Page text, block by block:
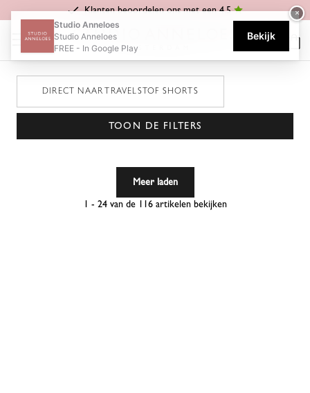
Klanten beoordelen ons met een 4.5
Home Shop Kleding van travelstof Travelstof Broeken
TRAVELSTOF BROEKEN
DIRECT NAAR TRAVELSTOF SHORTS
Meer laden
1 - 24 van de 116 artikelen bekijken
TOON DE FILTERS
×
Studio Anneloes
Studio Anneloes
FREE - In Google Play
Bekijk